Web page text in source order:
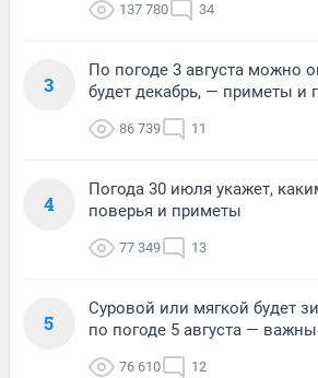
137 780 34
3
По погоде 3 августа можно
будет декабрь, — приметы и
86 739 11
4
Погода 30 июля укажет,
поверья и приметы
77 349 13
5
Суровой или мягкой будет
по погоде 5 августа —
76 610 12